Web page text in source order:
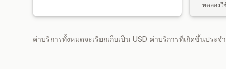
ทดลองใ
ค่าบริการทั้งหมดจะเรียกเก็บเป็น USD ค่าบริการที่เกิดขึ้นประ